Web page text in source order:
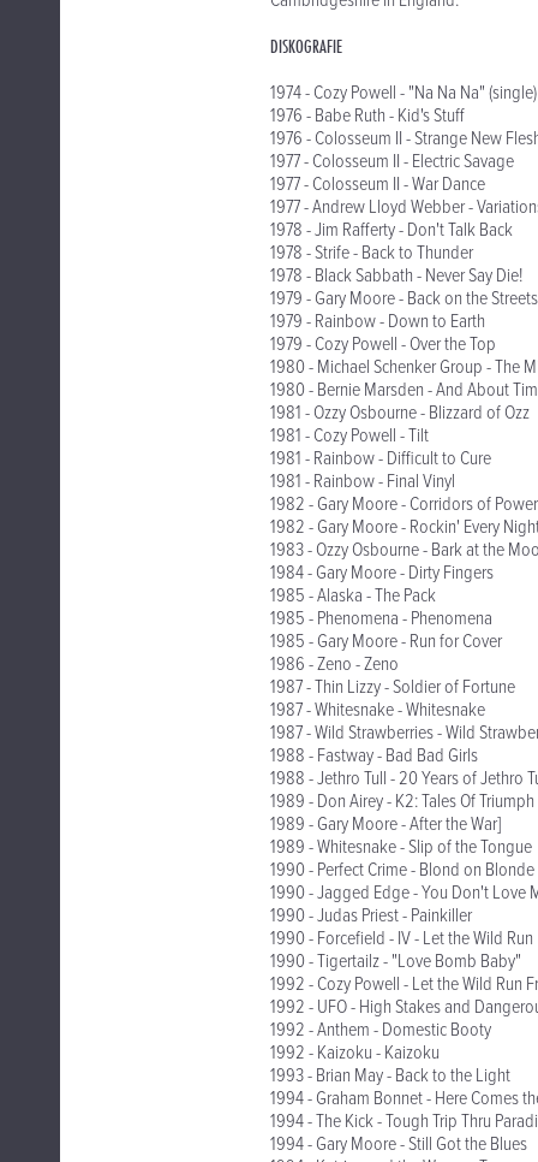
DISKOGRAFIE
1974 - Cozy Powell - "Na Na Na" (single)
1976 - Babe Ruth - Kid's Stuff
1976 - Colosseum II - Strange New
1977 - Colosseum II - Electric Savage
1977 - Colosseum II - War Dance
1977 - Andrew Lloyd Webber -
1978 - Jim Rafferty - Don't Talk Back
1978 - Strife - Back to Thunder
1978 - Black Sabbath - Never Say Die!
1979 - Gary Moore - Back on the Streets
1979 - Rainbow - Down to Earth
1979 - Cozy Powell - Over the Top
1980 - Michael Schenker Group - The
1980 - Bernie Marsden - And About
1981 - Ozzy Osbourne - Blizzard of Ozz
1981 - Cozy Powell - Tilt
1981 - Rainbow - Difficult to Cure
1981 - Rainbow - Final Vinyl
1982 - Gary Moore - Corridors of Power
1982 - Gary Moore - Rockin' Every
1983 - Ozzy Osbourne - Bark at the
1984 - Gary Moore - Dirty Fingers
1985 - Alaska - The Pack
1985 - Phenomena - Phenomena
1985 - Gary Moore - Run for Cover
1986 - Zeno - Zeno
1987 - Thin Lizzy - Soldier of Fortune
1987 - Whitesnake - Whitesnake
1987 - Wild Strawberries - Wild
1988 - Fastway - Bad Bad Girls
1988 - Jethro Tull - 20 Years of Jethro
1989 - Don Airey - K2: Tales Of
1989 - Gary Moore - After the War]
1989 - Whitesnake - Slip of the Tongue
1990 - Perfect Crime - Blond on Blonde
1990 - Jagged Edge - You Don't Love
1990 - Judas Priest - Painkiller
1990 - Forcefield - IV - Let the Wild Run
1990 - Tigertailz - "Love Bomb Baby"
1992 - Cozy Powell - Let the Wild Run
1992 - UFO - High Stakes and
1992 - Anthem - Domestic Booty
1992 - Kaizoku - Kaizoku
1993 - Brian May - Back to the Light
1994 - Graham Bonnet - Here Comes
1994 - The Kick - Tough Trip Thru
1994 - Gary Moore - Still Got the Blues